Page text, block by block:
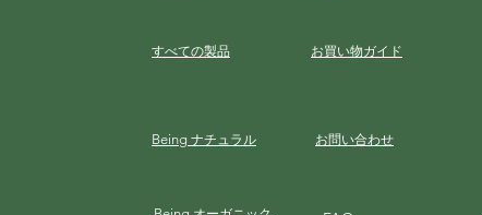
すべての製品 お買い物ガイド
Being ナチュラル お問い合わせ